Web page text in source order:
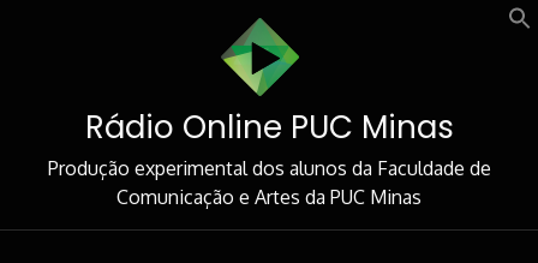
Rádio Online PUC Minas
Produção experimental dos alunos da Faculdade de
Comunicação e Artes da PUC Minas